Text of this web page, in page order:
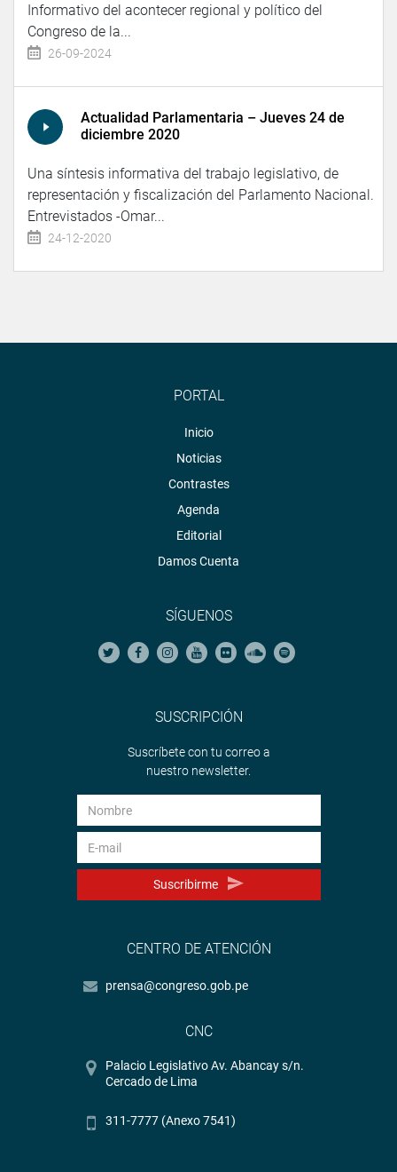
Informativo del acontecer regional y político del
Congreso de la...
26-09-2024
Actualidad Parlamentaria – Jueves 24 de
diciembre 2020
Una síntesis informativa del trabajo legislativo, de
representación y fiscalización del Parlamento Nacional.
Entrevistados -Omar...
24-12-2020
PORTAL
Inicio
Noticias
Contrastes
Agenda
Editorial
Damos Cuenta
SÍGUENOS
SUSCRIPCIÓN
Suscríbete con tu correo a
nuestro newsletter.
Suscribirme
CENTRO DE ATENCIÓN
prensa@congreso.gob.pe
CNC
Palacio Legislativo Av. Abancay s/n.
Cercado de Lima
311-7777 (Anexo 7541)